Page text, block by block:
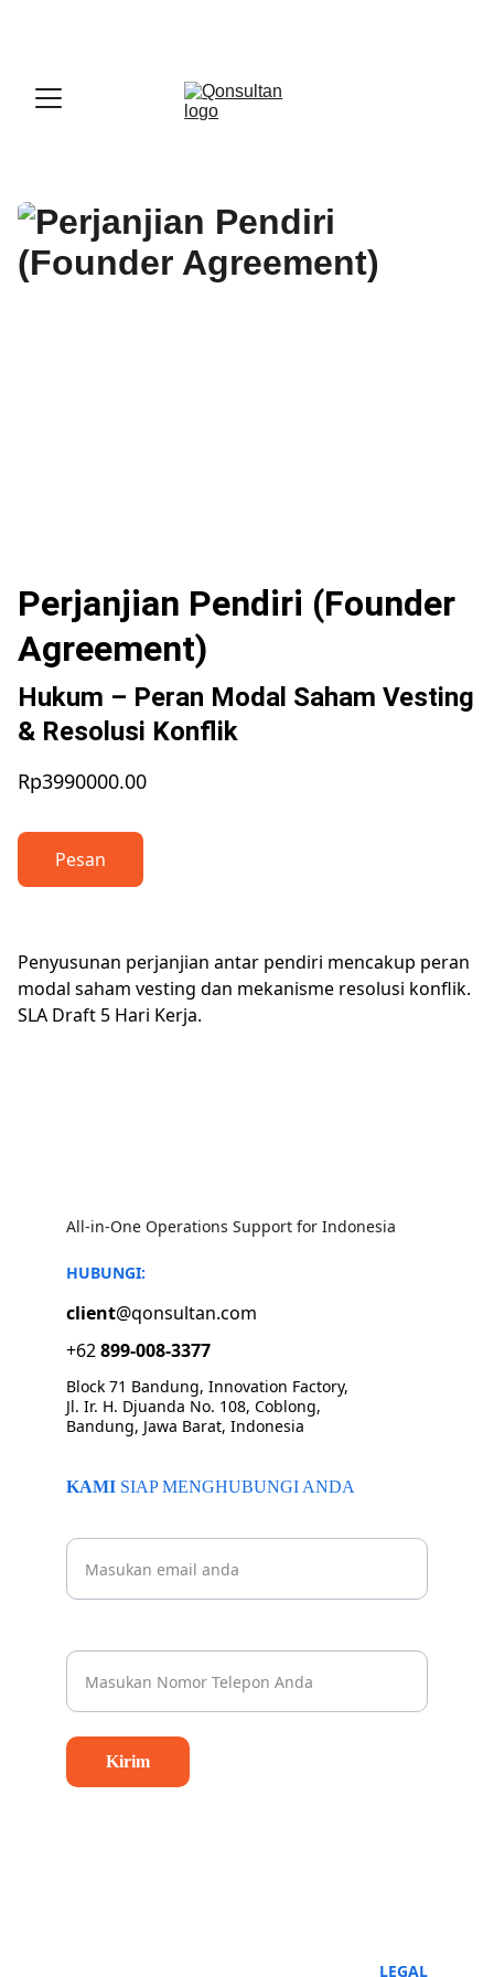
Perjanjian Pendiri (Founder
Agreement)
Hukum – Peran Modal Saham Vesting
& Resolusi Konflik
Rp3990000.00
Pesan
Penyusunan perjanjian antar pendiri mencakup peran
modal saham vesting dan mekanisme resolusi konflik.
SLA Draft 5 Hari Kerja.
All-in-One Operations Support for Indonesia
HUBUNGI:
KAMI SIAP MENGHUBUNGI ANDA
client@qonsultan.com
+62 899-008-3377
Kirim
LEGAL
Block 71 Bandung, Innovation Factory,
Jl. Ir. H. Djuanda No. 108, Coblong,
Bandung, Jawa Barat, Indonesia